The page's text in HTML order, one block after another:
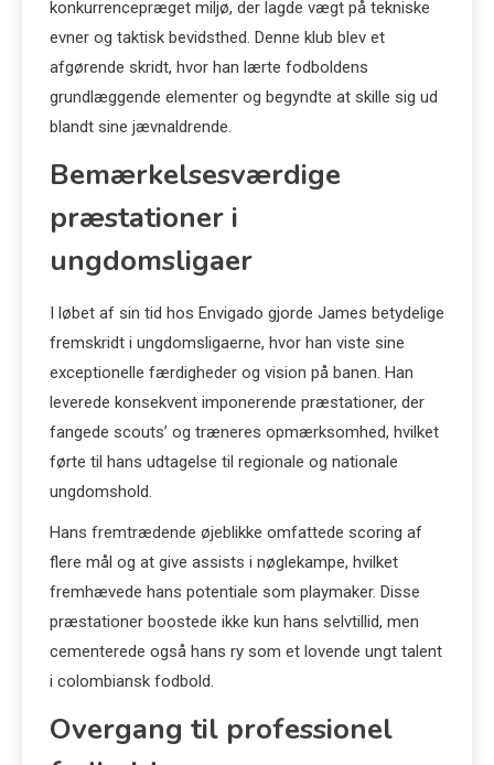
konkurrencepræget miljø, der lagde vægt på tekniske
evner og taktisk bevidsthed. Denne klub blev et
afgørende skridt, hvor han lærte fodboldens
grundlæggende elementer og begyndte at skille sig ud
blandt sine jævnaldrende.
Bemærkelsesværdige
præstationer i
ungdomsligaer
I løbet af sin tid hos Envigado gjorde James betydelige
fremskridt i ungdomsligaerne, hvor han viste sine
exceptionelle færdigheder og vision på banen. Han
leverede konsekvent imponerende præstationer, der
fangede scouts’ og træneres opmærksomhed, hvilket
førte til hans udtagelse til regionale og nationale
ungdomshold.
Hans fremtrædende øjeblikke omfattede scoring af
flere mål og at give assists i nøglekampe, hvilket
fremhævede hans potentiale som playmaker. Disse
præstationer boostede ikke kun hans selvtillid, men
cementerede også hans ry som et lovende ungt talent
i colombiansk fodbold.
Overgang til professionel